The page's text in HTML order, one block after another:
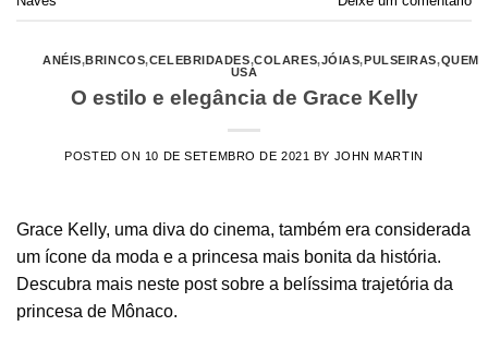
ANÉIS,BRINCOS,CELEBRIDADES,COLARES,JÓIAS, PULSEIRAS,QUEM
USA
O estilo e elegância de Grace Kelly
POSTED ON 10 DE SETEMBRO DE 2021 BY JOHN MARTIN
Grace Kelly, uma diva do cinema, também era considerada
um ícone da moda e a princesa mais bonita da história.
Descubra mais neste post sobre a belíssima trajetória da
princesa de Mônaco.